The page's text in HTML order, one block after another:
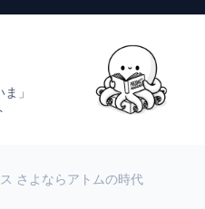
」
さよならアトムの時代